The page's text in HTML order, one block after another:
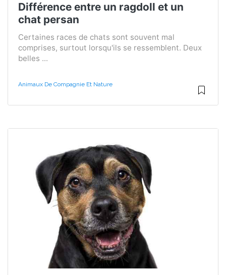
Différence entre un ragdoll et un
chat persan
Certaines races de chats sont souvent mal
comprises, surtout lorsqu'ils se ressemblent. Deux
belles ...
Animaux De Compagnie Et Nature